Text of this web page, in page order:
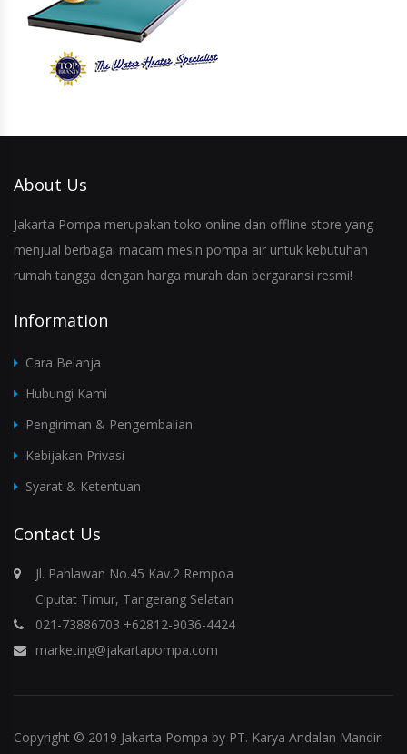
About Us
Jakarta Pompa merupakan toko online dan offline store yang
menjual berbagai macam mesin pompa air untuk kebutuhan
rumah tangga dengan harga murah dan bergaransi resmi!
Information
Cara Belanja
Hubungi Kami
Pengiriman & Pengembalian
Kebijakan Privasi
Syarat & Ketentuan
Contact Us
Jl. Pahlawan No.45 Kav.2 Rempoa
Ciputat Timur, Tangerang Selatan
021-73886703 +62812-9036-4424
marketing@jakartapompa.com
Copyright © 2019 Jakarta Pompa by PT. Karya Andalan Mandiri